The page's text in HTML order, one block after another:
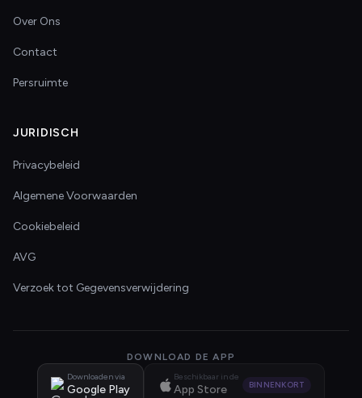
Over Ons
Contact
Persruimte
JURIDISCH
Privacybeleid
Algemene Voorwaarden
Cookiebeleid
AVG
Verzoek tot Gegevensverwijdering
DOWNLOAD DE APP
Downloaden via
Google Play
Beschikbaar in de
App Store BINNENKORT